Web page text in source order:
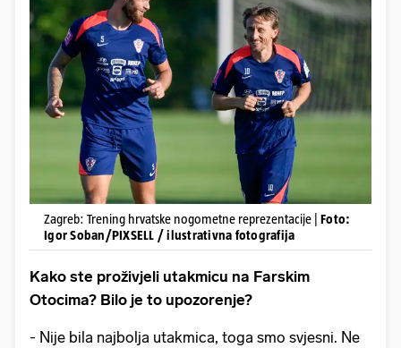
Zagreb: Trening hrvatske nogometne reprezentacije | Foto:
Igor Soban/PIXSELL / ilustrativna fotografija
Kako ste proživjeli utakmicu na Farskim
Otocima? Bilo je to upozorenje?
- Nije bila najbolja utakmica, toga smo svjesni. Ne